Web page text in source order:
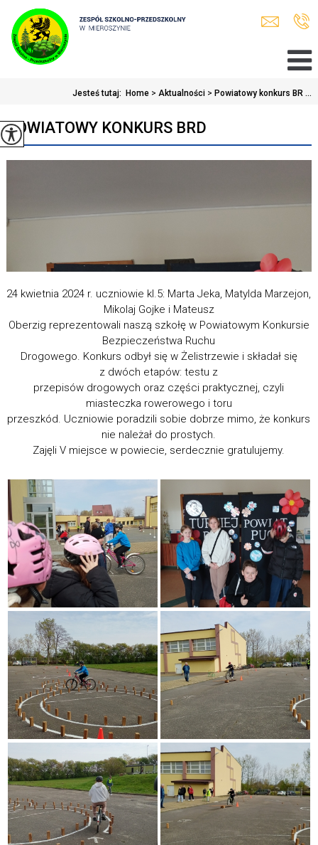
Jesteś tutaj: Home > Aktualności > Powiatowy konkurs BR ...
POWIATOWY KONKURS BRD
24 kwietnia 2024 r. uczniowie kl.5: Marta Jeka, Matylda Marzejon,
Mikolaj Gojke i Mateusz
Oberzig reprezentowali naszą szkołę w Powiatowym Konkursie
Bezpieczeństwa Ruchu
Drogowego. Konkurs odbył się w Żelistrzewie i składał się
z dwóch etapów: testu z
przepisów drogowych oraz części praktycznej, czyli
miasteczka rowerowego i toru
przeszkód. Uczniowie poradzili sobie dobrze mimo, że konkurs
nie należał do prostych.
Zajęli V miejsce w powiecie, serdecznie gratulujemy.